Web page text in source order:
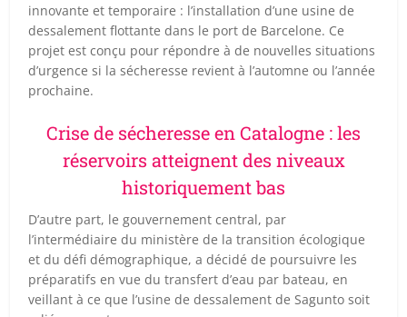
innovante et temporaire : l’installation d’une usine de
dessalement flottante dans le port de Barcelone. Ce
projet est conçu pour répondre à de nouvelles situations
d’urgence si la sécheresse revient à l’automne ou l’année
prochaine.
Crise de sécheresse en Catalogne : les
réservoirs atteignent des niveaux
historiquement bas
D’autre part, le gouvernement central, par
l’intermédiaire du ministère de la transition écologique
et du défi démographique, a décidé de poursuivre les
préparatifs en vue du transfert d’eau par bateau, en
veillant à ce que l’usine de dessalement de Sagunto soit